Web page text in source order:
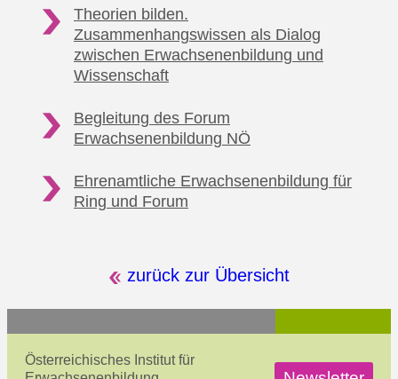
Theorien bilden.
Zusammenhangswissen als Dialog
zwischen Erwachsenenbildung und
Wissenschaft
Begleitung des Forum
Erwachsenenbildung NÖ
Ehrenamtliche Erwachsenenbildung für
Ring und Forum
zurück zur Übersicht
Österreichisches Institut für